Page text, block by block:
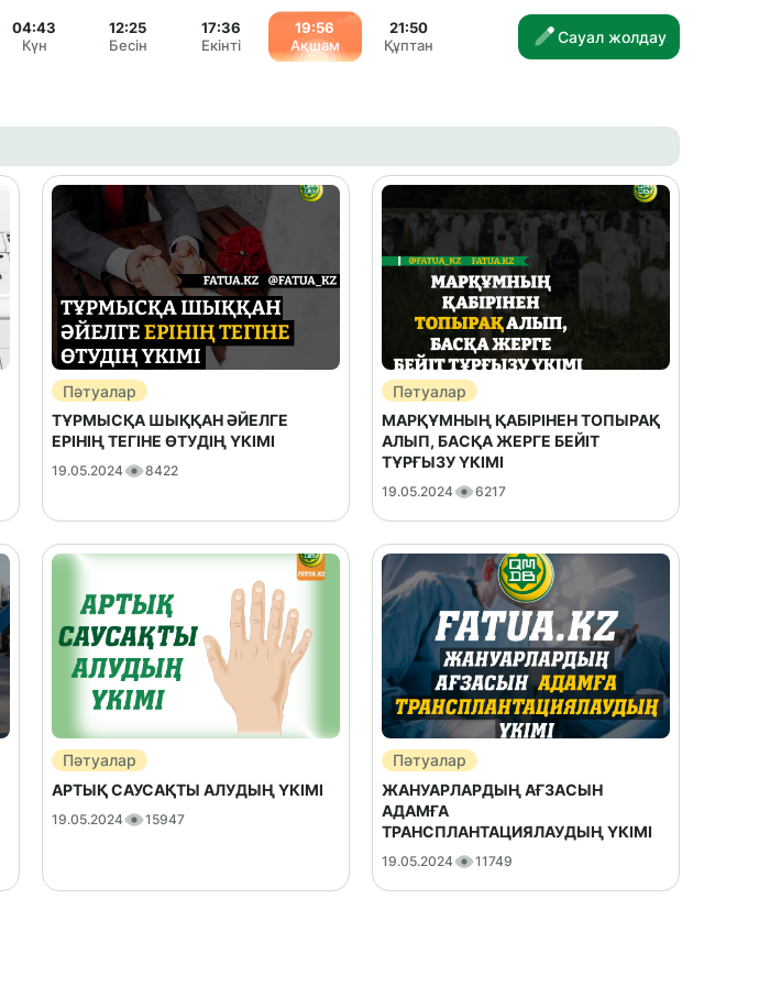
04:43
Күн
12:25
Бесін
17:36
Екінті
19:56
Ақшам
21:50
Құптан
Сауал жолдау
Пәтуалар
ТҰРМЫСҚА ШЫҚҚАН ӘЙЕЛГЕ
ЕРІНІҢ ТЕГІНЕ ӨТУДІҢ ҮКІМІ
19.05.2024 8422
Пәтуалар
МАРҚҰМНЫҢ ҚАБІРІНЕН ТОПЫРАҚ
АЛЫП, БАСҚА ЖЕРГЕ БЕЙІТ
ТҰРҒЫЗУ ҮКІМІ
19.05.2024 6217
Пәтуалар
АРТЫҚ САУСАҚТЫ АЛУДЫҢ ҮКІМІ
19.05.2024 15947
Пәтуалар
ЖАНУАРЛАРДЫҢ АҒЗАСЫН
АДАМҒА
ТРАНСПЛАНТАЦИЯЛАУДЫҢ ҮКІМІ
19.05.2024 11749